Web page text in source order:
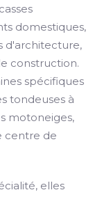
domestiques,
d'architecture,
construction.
spécifiques
tondeuses à
motoneiges,
centre de
elles